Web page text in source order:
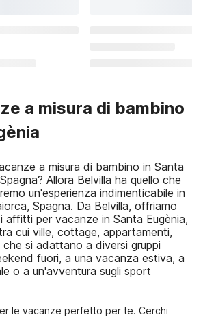
a misura di bambino
a misura di bambino in Santa
Allora Belvilla ha quello che
un'esperienza indimenticabile in
Spagna. Da Belvilla, offriamo
affitti per vacanze in Santa Eugènia,
cui ville, cottage, appartamenti,
si adattano a diversi gruppi
fuori, a una vacanza estiva, a
o a un'avventura sugli sport
le vacanze perfetto per te. Cerchi